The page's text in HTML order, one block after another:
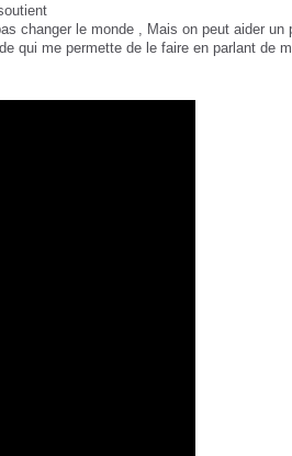
changer le monde , Mais on peut aider un
qui me permette de le faire en parlant de